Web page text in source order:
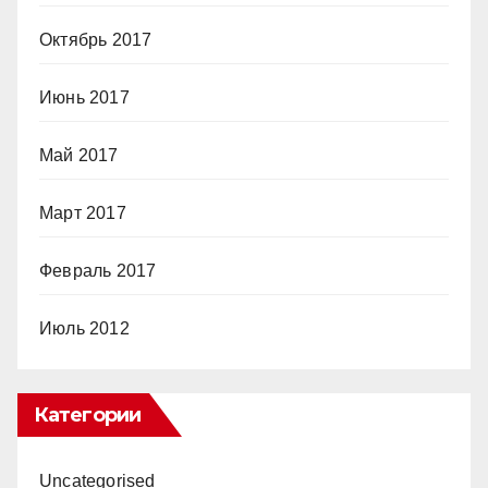
Октябрь 2017
Июнь 2017
Май 2017
Март 2017
Февраль 2017
Июль 2012
Категории
Uncategorised